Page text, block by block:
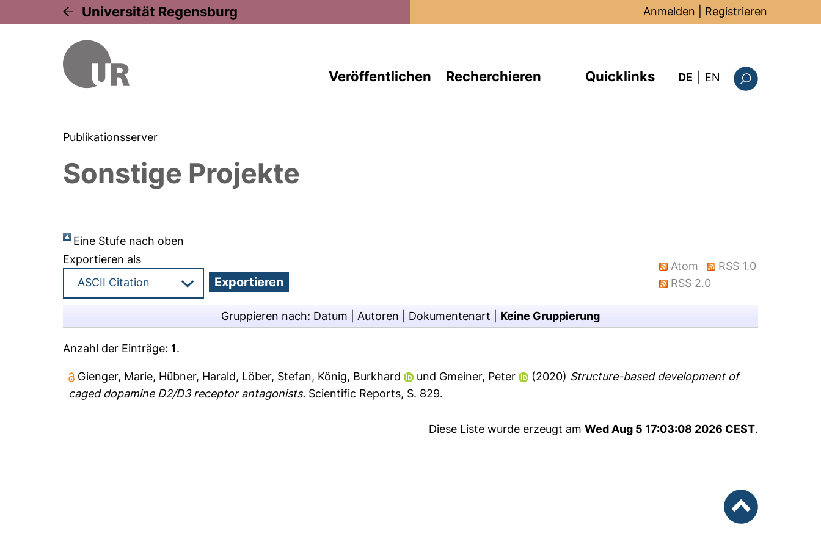
Universität Regensburg Anmelden Registrieren
Veröffentlichen Recherchieren Quicklinks DE EN : this page in
Publikationsserver
Sonstige Projekte
Eine Stufe nach oben
Exportieren als
Atom
RSS 1.0
RSS 2.0
Gruppieren nach: Datum Autoren Dokumentenart Keine Gruppierung
Anzahl der Einträge:1.
Gienger, Marie, Hübner, Harald, Löber, Stefan, König, Burkhard und Gmeiner, Peter (2020) Structure-based development of
caged dopamine D2/D3 receptor antagonists. Scientific Reports, S. 829.
Diese Liste wurde erzeugt am Wed Aug 5 17:03:08 2026 CEST.